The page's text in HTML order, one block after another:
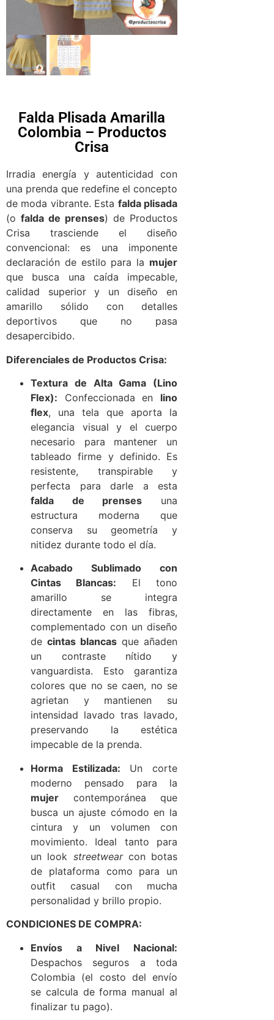
Falda Plisada Amarilla
Colombia – Productos
Crisa
Irradia energía y autenticidad con
una prenda que redefine el concepto
de moda vibrante. Esta falda plisada
(o falda de prenses) de Productos
Crisa trasciende el diseño
convencional: es una imponente
declaración de estilo para la mujer
que busca una caída impecable,
calidad superior y un diseño en
amarillo sólido con detalles
deportivos que no pasa
desapercibido.
Diferenciales de Productos Crisa:
Textura de Alta Gama (Lino
Flex): Confeccionada en lino
flex, una tela que aporta la
elegancia visual y el cuerpo
necesario para mantener un
tableado firme y definido. Es
resistente, transpirable y
perfecta para darle a esta
falda de prenses una
estructura moderna que
conserva su geometría y
nitidez durante todo el día.
Acabado Sublimado con
Cintas Blancas: El tono
amarillo se integra
directamente en las fibras,
complementado con un diseño
de cintas blancas que añaden
un contraste nítido y
vanguardista. Esto garantiza
colores que no se caen, no se
agrietan y mantienen su
intensidad lavado tras lavado,
preservando la estética
impecable de la prenda.
Horma Estilizada: Un corte
moderno pensado para la
mujer contemporánea que
busca un ajuste cómodo en la
cintura y un volumen con
movimiento. Ideal tanto para
un look streetwearcon botas
de plataforma como para un
outfit casual con mucha
personalidad y brillo propio.
CONDICIONES DE COMPRA:
Envíos a Nivel Nacional:
Despachos seguros a toda
Colombia (el costo del envío
se calcula de forma manual al
finalizar tu pago).